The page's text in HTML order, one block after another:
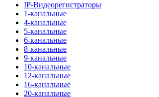
IP-Видеорегистраторы
1-канальные
4-канальные
5-канальные
6-канальные
8-канальные
9-канальные
10-канальные
12-канальные
16-канальные
20-канальные